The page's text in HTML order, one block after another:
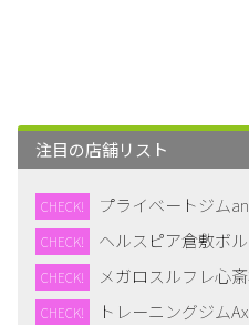
注目の店舗リスト
CHECK! プライベートジム
CHECK! ヘルスピア倉敷ボ
CHECK! メガロスルフレ心
CHECK! トレーニングジム